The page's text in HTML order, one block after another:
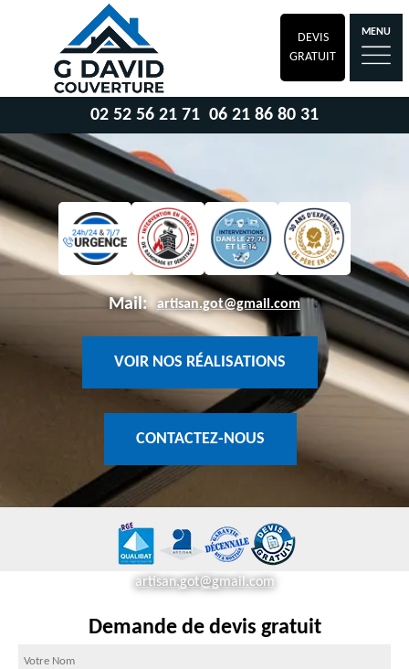
DEVIS
GRATUIT
MENU
02 52 56 21 71 06 21 86 80 31
Mail: artisan.got@gmail.com
VOIR NOS RÉALISATIONS
CONTACTEZ-NOUS
artisan.got@gmail.com
Demande de devis gratuit